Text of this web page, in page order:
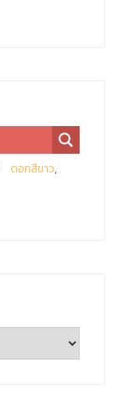
ดอกสีขาว